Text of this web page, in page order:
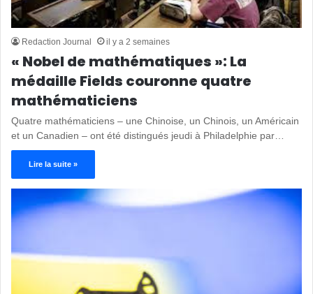
Redaction Journal il y a 2 semaines
« Nobel de mathématiques »: La
médaille Fields couronne quatre
mathématiciens
Quatre mathématiciens – une Chinoise, un Chinois, un Américain
et un Canadien – ont été distingués jeudi à Philadelphie par…
Lire la suite »